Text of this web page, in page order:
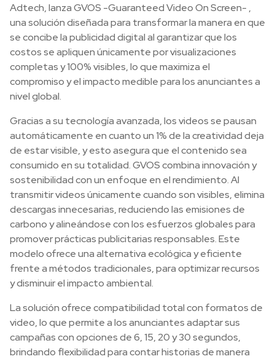
Adtech, lanza GVOS -Guaranteed Video On Screen- ,
una solución diseñada para transformar la manera en que
se concibe la publicidad digital al garantizar que los
costos se apliquen únicamente por visualizaciones
completas y 100% visibles, lo que maximiza el
compromiso y el impacto medible para los anunciantes a
nivel global.
Gracias a su tecnología avanzada, los videos se pausan
automáticamente en cuanto un 1% de la creatividad deja
de estar visible, y esto asegura que el contenido sea
consumido en su totalidad. GVOS combina innovación y
sostenibilidad con un enfoque en el rendimiento. Al
transmitir videos únicamente cuando son visibles, elimina
descargas innecesarias, reduciendo las emisiones de
carbono y alineándose con los esfuerzos globales para
promover prácticas publicitarias responsables. Este
modelo ofrece una alternativa ecológica y eficiente
frente a métodos tradicionales, para optimizar recursos
y disminuir el impacto ambiental.
La solución ofrece compatibilidad total con formatos de
video, lo que permite a los anunciantes adaptar sus
campañas con opciones de 6, 15, 20 y 30 segundos,
brindando flexibilidad para contar historias de manera